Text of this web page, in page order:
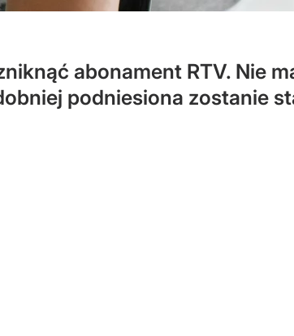
abonament RTV. Nie
podniesiona zostanie